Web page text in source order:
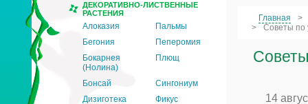
ДЕКОРАТИВНО-ЛИСТВЕННЫЕ
РАСТЕНИЯ
Алоказия
Пальмы
Бегония
Пеперомия
Бокарнея
(Нолина)
Плющ
Бонсай
Сингониум
Дизиготека
Фикус
Главная
Советы по
14